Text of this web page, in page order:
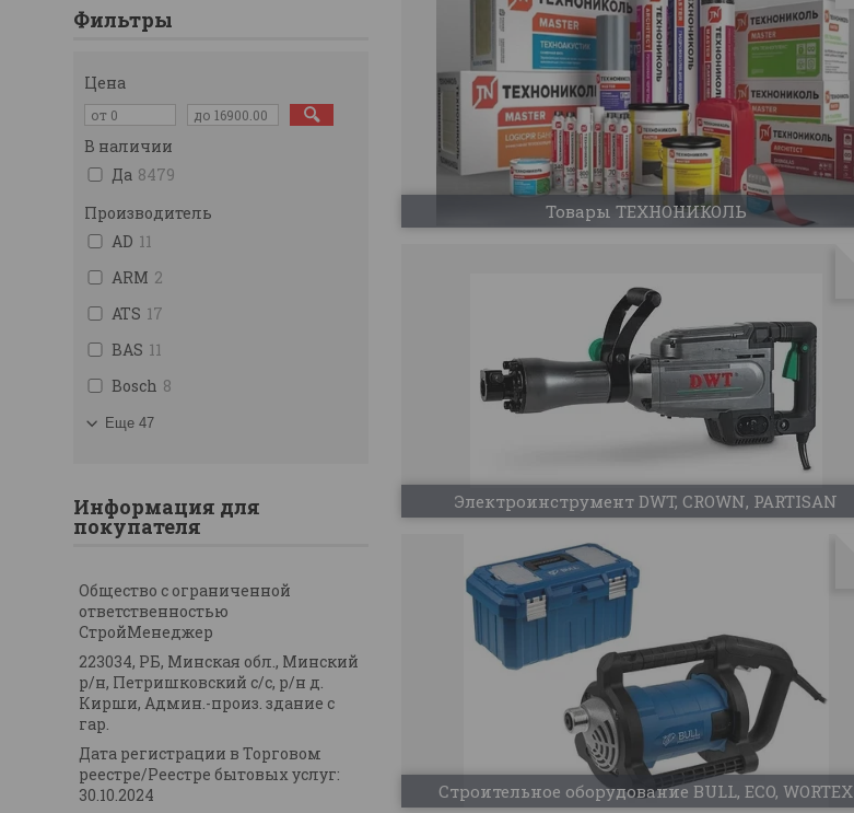
Товары ТЕХНОНИКОЛЬ
Электроинструмент DWT, CROWN, PARTISAN
Строительное оборудование BULL, ECO, WORTEX
Фильтры
Цена
В наличии
Да 8479
Производитель
AD 11
ARM 2
ATS 17
BAS 11
Bosch 8
Еще 47
Информация для
покупателя
Общество с ограниченной
ответственностью
СтройМенеджер
223034, РБ, Минская обл., Минский
р/н, Петришковский с/с, р/н д.
Кирши, Админ.-произ. здание с
гар.
Дата регистрации в Торговом
реестре/Реестре бытовых услуг:
30.10.2024